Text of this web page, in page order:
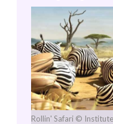
Rollin' Safari ©